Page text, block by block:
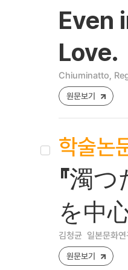
Even
Love.
Chiuminatto,
원문보기
학술논
『濁
を中
김청균 일본문화
원문보기